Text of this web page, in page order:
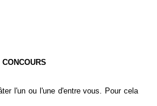
CONCOURS
l'un ou l'une d'entre vous. Pour cela